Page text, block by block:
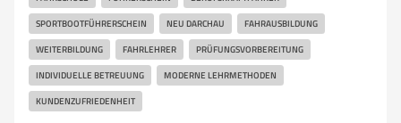
SPORTBOOTFÜHRERSCHEIN NEU DARCHAU FAHRAUSBILDUNG
WEITERBILDUNG FAHRLEHRER PRÜFUNGSVORBEREITUNG
INDIVIDUELLE BETREUUNG MODERNE LEHRMETHODEN
KUNDENZUFRIEDENHEIT